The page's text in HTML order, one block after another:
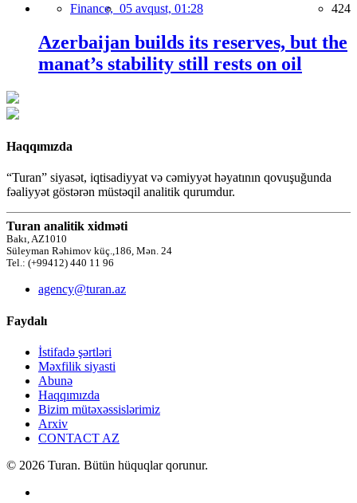
Finance, 05 avqust, 01:28 424
Azerbaijan builds its reserves, but the
manat’s stability still rests on oil
Haqqımızda
“Turan” siyasət, iqtisadiyyat və cəmiyyət həyatının qovuşuğunda
fəaliyyət göstərən müstəqil analitik qurumdur.
Turan analitik xidməti
Bakı, AZ1010
Süleyman Rəhimov küç.,186, Mən. 24
Tel.: (+99412) 440 11 96
agency@turan.az
Faydalı
İstifadə şərtləri
Məxfilik siyasti
Abunə
Haqqımızda
Bizim mütəxəssislərimiz
Arxiv
CONTACT AZ
© 2026 Turan. Bütün hüquqlar qorunur.